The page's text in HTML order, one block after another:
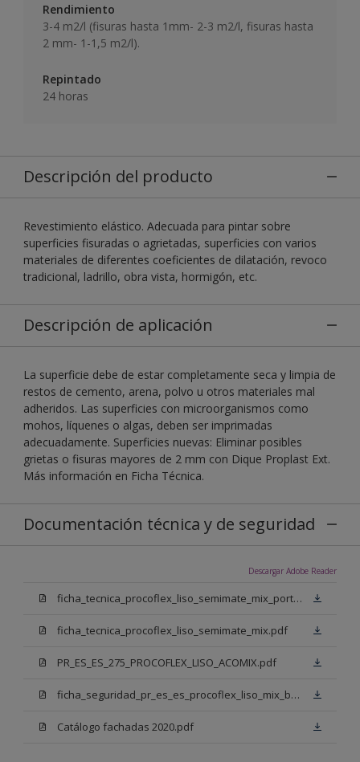
Rendimiento
3-4 m2/l (fisuras hasta 1mm- 2-3 m2/l, fisuras hasta
2 mm- 1-1,5 m2/l).
Repintado
24 horas
Descripción del producto
Revestimiento elástico. Adecuada para pintar sobre
superficies fisuradas o agrietadas, superficies con varios
materiales de diferentes coeficientes de dilatación, revoco
tradicional, ladrillo, obra vista, hormigón, etc.
Descripción de aplicación
La superficie debe de estar completamente seca y limpia de
restos de cemento, arena, polvo u otros materiales mal
adheridos. Las superficies con microorganismos como
mohos, líquenes o algas, deben ser imprimadas
adecuadamente. Superficies nuevas: Eliminar posibles
grietas o fisuras mayores de 2 mm con Dique Proplast Ext.
Más información en Ficha Técnica.
Documentación técnica y de seguridad
Descargar Adobe Reader
ficha_tecnica_procoflex_liso_semimate_mix_portugues.pdf
ficha_tecnica_procoflex_liso_semimate_mix.pdf
PR_ES_ES_275_PROCOFLEX_LISO_ACOMIX.pdf
ficha_seguridad_pr_es_es_procoflex_liso_mix_bb.pdf
Catálogo fachadas 2020.pdf